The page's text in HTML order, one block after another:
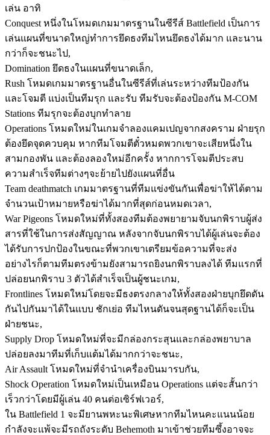
เล่น อาทิ
Conquest หนึ่งในโหมดเกมมาตรฐานในซีรีส์ Battlefield เป็นการ
เล่นแผนที่ขนาดใหญ่ทำการยึดธงทีมไหนยึดธงได้มาก และนาน
กว่าก็จะชนะไป,
Domination ยึดธงในแผนที่ขนาดเล็ก,
Rush โหมดเกมมาตรฐานอื่นในซีรีส์ที่เล่นระหว่างทีมป้องกัน
และโจมตี แบ่งเป็นทีมรุก และรับ ทีมรับจะต้องป้องกัน M-COM
Stations ทีมรุกจะต้องบุกทำลาย
Operations โหมดใหม่ในเกมจำลองแคมเปญจากสงคราม ฝ่ายรุก
ต้องยึดจุดควบคุม หากทีมโจมตีตั๋วหมดพวกเขาจะเสียหนึ่งใน
สามกองพัน และต้องลองใหม่อีกครั้ง หากการโจมตีประสบ
ความสำเร็จทีมต่างๆจะย้ายไปยังแผนที่อื่น
Team deathmatch เกมมาตรฐานที่ทีมแข่งขันกันเพื่อฆ่าให้ได้ตาม
จำนวนเป้าหมายหรือฆ่าได้มากที่สุดก่อนหมดเวลา,
War Pigeons โหมดใหม่ที่ทั้งสองทีมต้องพยายามจับนกพิราบผู้ส่ง
สารที่ใช้ในการส่งสัญญาณ หลังจากจับนกพิราบได้ผู้เล่นจะต้อง
ได้รับการปกป้องในขณะที่พวกเขาเตรียมข้อความที่จะส่ง
อย่างไรก็ตามทีมตรงข้ามยังสามารถยิงนกพิราบลงได้ ทีมแรกที่
ปล่อยนกพิราบ 3 ตัวได้สำเร็จเป็นผู้ชนะเกม,
Frontlines โหมดใหม่โดยจะมีธงตรงกลางให้ทั้งสองฝ่ายบุกยึดดัน
กันไปกันมาได้ในแบบ ชักเย่อ ทีมไหนดันจนสุดฐานได้ก็จะเป็น
ฝ่ายชนะ,
Supply Drop โหมดใหม่ที่จะมีกล่องกระสุนและกล่องพยาบาล
ปล่อยลงมาทีมที่เก็บแต้มได้มากกว่าจะชนะ,
Air Assault โหมดใหม่ที่จำนำเครื่องบินมารบกัน,
Shock Operation โหมดใหม่เป็นเหมือน Operations แต่จะสั้นกว่า
เร็วกว่าโดยมีผู้เล่น 40 คนต่อเซิร์ฟเวอร์,
ใน Battlefield 1 จะมียานพหะนะพิเศษหากทีมไหนคะแนนน้อย
กำลังจะแพ้จะมีรถถังระดับ Behemoth มาเข้าช่วยทีมซึ้งอาจจะ